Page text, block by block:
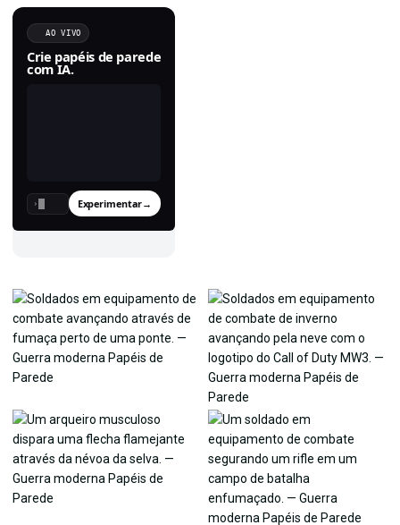
AO VIVO
Crie papéis de parede
com IA.
› Experimentar